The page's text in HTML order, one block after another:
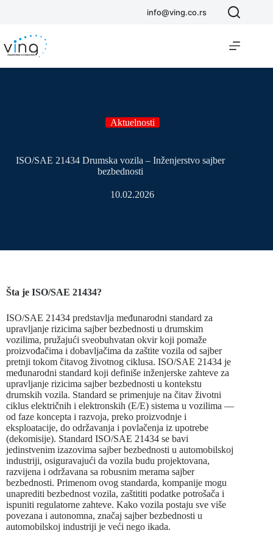
info@ving.co.rs
Aktuelnosti
ISO/SAE 21434 Drumska vozila – Inženjerstvo sajber
bezbednosti
10.02.2026
Šta je ISO/SAE 21434?
ISO/SAE 21434 predstavlja međunarodni standard za
upravljanje rizicima sajber bezbednosti u drumskim
vozilima, pružajući sveobuhvatan okvir koji pomaže
proizvođačima i dobavljačima da zaštite vozila od sajber
pretnji tokom čitavog životnog ciklusa. ISO/SAE 21434 je
međunarodni standard koji definiše inženjerske zahteve za
upravljanje rizicima sajber bezbednosti u kontekstu
drumskih vozila. Standard se primenjuje na čitav životni
ciklus električnih i elektronskih (E/E) sistema u vozilima —
od faze koncepta i razvoja, preko proizvodnje i
eksploatacije, do održavanja i povlačenja iz upotrebe
(dekomisije). Standard ISO/SAE 21434 se bavi
jedinstvenim izazovima sajber bezbednosti u automobilskoj
industriji, osiguravajući da vozila budu projektovana,
razvijena i održavana sa robusnim merama sajber
bezbednosti. Primenom ovog standarda, kompanije mogu
unaprediti bezbednost vozila, zaštititi podatke potrošača i
ispuniti regulatorne zahteve. Kako vozila postaju sve više
povezana i autonomna, značaj sajber bezbednosti u
automobilskoj industriji je veći nego ikada.